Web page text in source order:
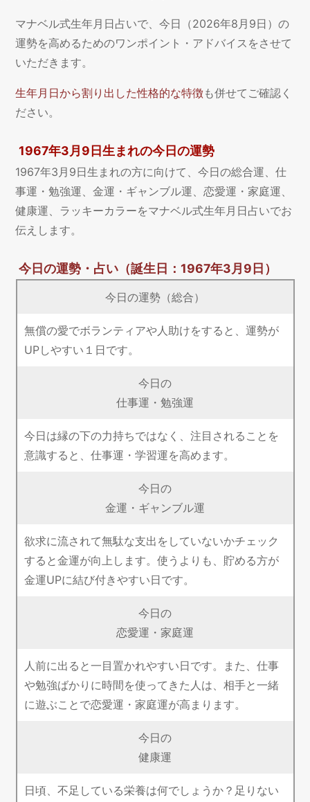
マナベル式生年月日占いで、今日（2026年8月9日）の
運勢を高めるためのワンポイント・アドバイスをさせて
いただきます。
生年月日から割り出した性格的な特徴も併せてご確認く
ださい。
1967年3月9日生まれの今日の運勢
1967年3月9日生まれの方に向けて、今日の総合運、仕
事運・勉強運、金運・ギャンブル運、恋愛運・家庭運、
健康運、ラッキーカラーをマナベル式生年月日占いでお
伝えします。
今日の運勢・占い（誕生日：1967年3月9日）
今日の運勢（総合）
無償の愛でボランティアや人助けをすると、運勢が
UPしやすい１日です。
今日の
仕事運・勉強運
今日は縁の下の力持ちではなく、注目されることを
意識すると、仕事運・学習運を高めます。
今日の
金運・ギャンブル運
欲求に流されて無駄な支出をしていないかチェック
すると金運が向上します。使うよりも、貯める方が
金運UPに結び付きやすい日です。
今日の
恋愛運・家庭運
人前に出ると一目置かれやすい日です。また、仕事
や勉強ばかりに時間を使ってきた人は、相手と一緒
に遊ぶことで恋愛運・家庭運が高まります。
今日の
健康運
日頃、不足している栄養は何でしょうか？足りない